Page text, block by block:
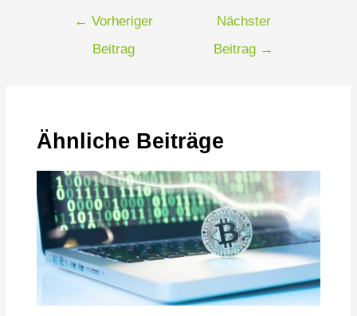
← Vorheriger
Beitrag
Nächster
Beitrag →
Ähnliche Beiträge